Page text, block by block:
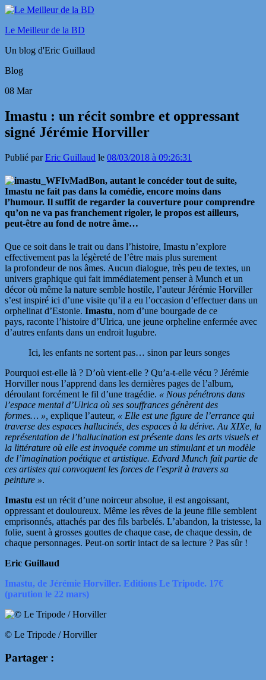
Le Meilleur de la BD
Un blog d'Eric Guillaud
Blog
08 Mar
Imastu : un récit sombre et oppressant
signé Jérémie Horviller
Publié parEric Guillaud le 08/03/2018 à 09:26:31
Bon, autant le concéder tout de suite,
Imastu ne fait pas dans la comédie, encore moins dans
l’humour. Il suffit de regarder la couverture pour comprendre
qu’on ne va pas franchement rigoler, le propos est ailleurs,
peut-être au fond de notre âme…
Que ce soit dans le trait ou dans l’histoire, Imastu n’explore
effectivement pas la légèreté de l’être mais plus surement
la profondeur de nos âmes. Aucun dialogue, très peu de textes, un
univers graphique qui fait immédiatement penser à Munch et un
décor où même la nature semble hostile, l’auteur Jérémie Horviller
s’est inspiré ici d’une visite qu’il a eu l’occasion d’effectuer dans un
orphelinat d’Estonie. Imastu, nom d’une bourgade de ce
pays, raconte l’histoire d’Ulrica, une jeune orpheline enfermée avec
d’autres enfants dans un endroit lugubre.
Ici, les enfants ne sortent pas… sinon par leurs songes
Pourquoi est-elle là ? D’où vient-elle ? Qu’a-t-elle vécu ? Jérémie
Horviller nous l’apprend dans les dernières pages de l’album,
déroulant forcément le fil d’une tragédie. « Nous pénétrons dans
l’espace mental d’Ulrica où ses souffrances génèrent des
formes… », explique l’auteur, « Elle est une figure de l’errance qui
traverse des espaces hallucinés, des espaces à la dérive. Au XIXe, la
représentation de l’hallucination est présente dans les arts visuels et
la littérature où elle est invoquée comme un stimulant et un modèle
de l’imagination poétique et artistique. Edvard Munch fait partie de
ces artistes qui convoquent les forces de l’esprit à travers sa
peinture ».
Imastu est un récit d’une noirceur absolue, il est angoissant,
oppressant et douloureux. Même les rêves de la jeune fille semblent
emprisonnés, attachés par des fils barbelés. L’abandon, la tristesse, la
folie, suent à grosses gouttes de chaque case, de chaque dessin, de
chaque personnages. Peut-on sortir intact de sa lecture ? Pas sûr !
Eric Guillaud
Imastu, de Jérémie Horviller. Editions Le Tripode. 17€
(parution le 22 mars)
© Le Tripode / Horviller
Partager :